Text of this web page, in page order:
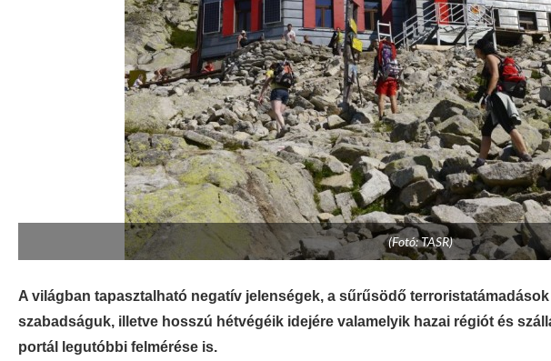
(Fotó: TASR)
A világban tapasztalható negatív jelenségek, a sűrűsödő
szabadságuk, illetve hosszú hétvégéik idejére valamelyik hazai régiót és
portál legutóbbi felmérése is.